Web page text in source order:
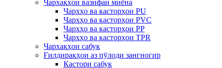
Чархакҳои вазифаи миёна
Чархҳо ва касторҳои PU
Чархҳо ва касторҳои PVC
Чархҳо ва касторҳои PP
Чархҳо ва касторҳои TPR
Чархакҳои сабук
Ғилдиракҳои аз пӯлоди зангногир
Кастори сабук